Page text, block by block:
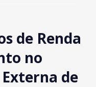
de Renda
no
de